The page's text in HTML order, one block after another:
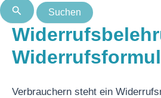
Verbrauchern steht ein